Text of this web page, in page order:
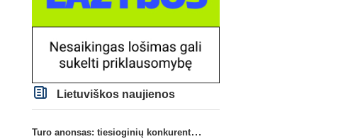
Lietuviškos naujienos
Turo anonsas: tiesioginių konkurentų dvikova Gargžduose